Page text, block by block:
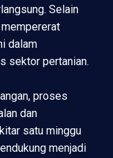
Selain
mempererat
dalam
sektor pertanian.
proses
dan
satu minggu
menjadi